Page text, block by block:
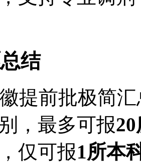
结
提前批极简
，最多可报
仅可报1所本